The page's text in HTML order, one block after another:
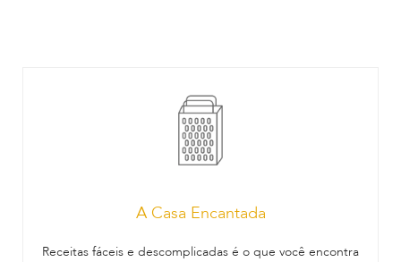
A Casa Encantada
Receitas fáceis e descomplicadas é o que você encontra